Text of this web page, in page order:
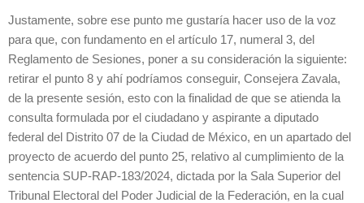
Justamente, sobre ese punto me gustaría hacer uso de la voz
para que, con fundamento en el artículo 17, numeral 3, del
Reglamento de Sesiones, poner a su consideración la siguiente:
retirar el punto 8 y ahí podríamos conseguir, Consejera Zavala,
de la presente sesión, esto con la finalidad de que se atienda la
consulta formulada por el ciudadano y aspirante a diputado
federal del Distrito 07 de la Ciudad de México, en un apartado del
proyecto de acuerdo del punto 25, relativo al cumplimiento de la
sentencia SUP-RAP-183/2024, dictada por la Sala Superior del
Tribunal Electoral del Poder Judicial de la Federación, en la cual